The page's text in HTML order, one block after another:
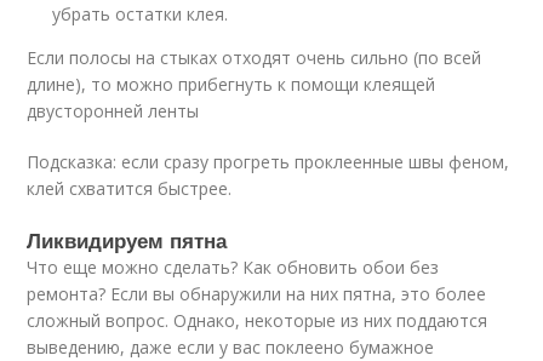
убрать остатки клея.
Если полосы на стыках отходят очень сильно (по всей
длине), то можно прибегнуть к помощи клеящей
двусторонней ленты
Подсказка: если сразу прогреть проклеенные швы феном,
клей схватится быстрее.
Ликвидируем пятна
Что еще можно сделать? Как обновить обои без
ремонта? Если вы обнаружили на них пятна, это более
сложный вопрос. Однако, некоторые из них поддаются
выведению, даже если у вас поклеено бумажное